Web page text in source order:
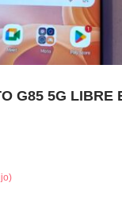
G85 5G LIBRE